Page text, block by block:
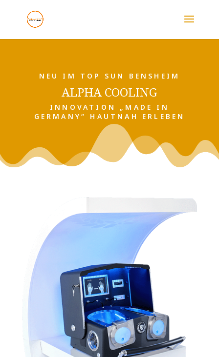
NEU IM TOP SUN BENSHEIM
ALPHA COOLING
INNOVATION „MADE IN
GERMANY“ HAUTNAH ERLEBEN